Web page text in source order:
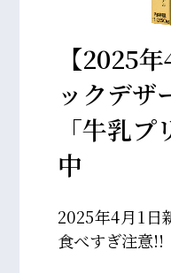
【2025
ックデザ
「牛乳
中
2025年4月1
食べすぎ注意!!